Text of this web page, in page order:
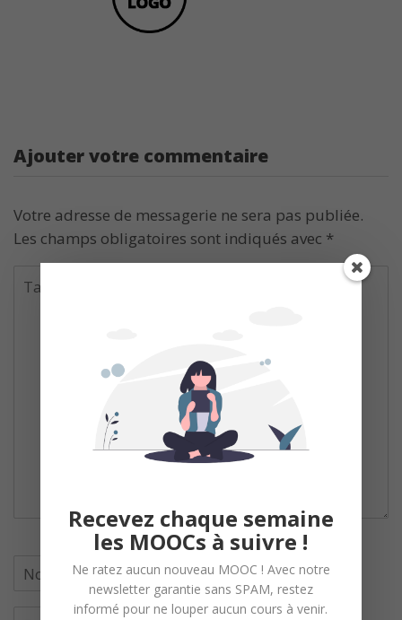
Ajouter votre commentaire
Votre adresse de messagerie ne sera pas publiée.
Les champs obligatoires sont indiqués avec *
Recevez chaque semaine
les MOOCs à suivre !
Ne ratez aucun nouveau MOOC ! Avec notre
newsletter garantie sans SPAM, restez
informé pour ne louper aucun cours à venir.